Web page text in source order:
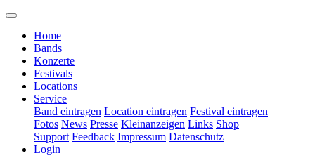
Home
Bands
Konzerte
Festivals
Locations
Service
Band eintragen Location eintragen Festival eintragen
Fotos News Presse Kleinanzeigen Links Shop
Support Feedback Impressum Datenschutz
Login